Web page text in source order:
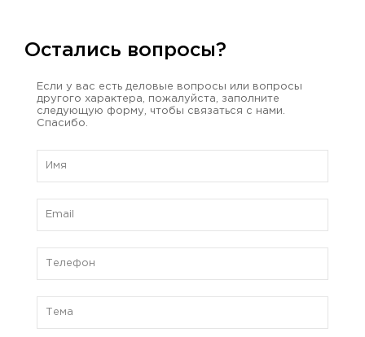
Остались вопросы?
Если у вас есть деловые вопросы или вопросы
другого характера, пожалуйста, заполните
следующую форму, чтобы связаться с нами.
Спасибо.